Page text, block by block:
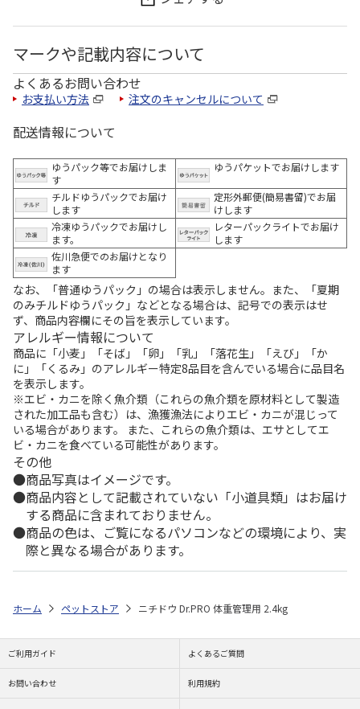
マークや記載内容について
よくあるお問い合わせ
お支払い方法 注文のキャンセルについて
配送情報について
ゆうパック等でお届けしま
す
ゆうパケットでお届けします
チルドゆうパックでお届け
します
定形外郵便(簡易書留)でお届
けします
冷凍ゆうパックでお届けし
ます。
レターパックライトでお届け
します
佐川急便でのお届けとなり
ます
なお、「普通ゆうパック」の場合は表示しません。また、「夏期
のみチルドゆうパック」などとなる場合は、記号での表示はせ
ず、商品内容欄にその旨を表示しています。
アレルギー情報について
商品に「小麦」「そば」「卵」「乳」「落花生」「えび」「か
に」「くるみ」のアレルギー特定8品目を含んでいる場合に品目名
を表示します。
※エビ・カニを除く魚介類（これらの魚介類を原材料として製造
された加工品も含む）は、漁獲漁法によりエビ・カニが混じって
いる場合があります。 また、これらの魚介類は、エサとしてエ
ビ・カニを食べている可能性があります。
その他
商品写真はイメージです。
商品内容として記載されていない「小道具類」はお届け
する商品に含まれておりません。
商品の色は、ご覧になるパソコンなどの環境により、実
際と異なる場合があります。
ホーム ペットストア ニチドウ Dr.PRO 体重管理用 2.4kg
ご利用ガイド よくあるご質問
お問い合わせ 利用規約